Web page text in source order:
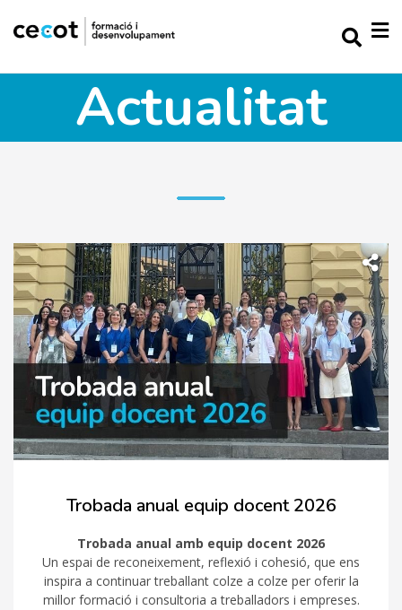
Actualitat
Trobada anual equip docent 2026
Trobada anual amb equip docent 2026
Un espai de reconeixement, reflexió i cohesió, que ens
inspira a continuar treballant colze a colze per oferir la
millor formació i consultoria a treballadors i empreses.